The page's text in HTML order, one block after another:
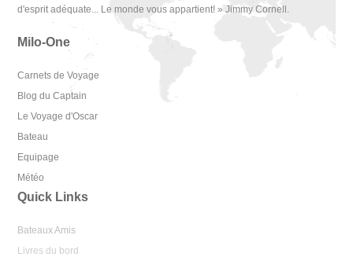
d'esprit adéquate... Le monde vous appartient! » Jimmy Cornell.
Milo-One
Carnets de Voyage
Blog du Captain
Le Voyage d'Oscar
Bateau
Equipage
Météo
Quick Links
Bateaux Amis
Livres du bord